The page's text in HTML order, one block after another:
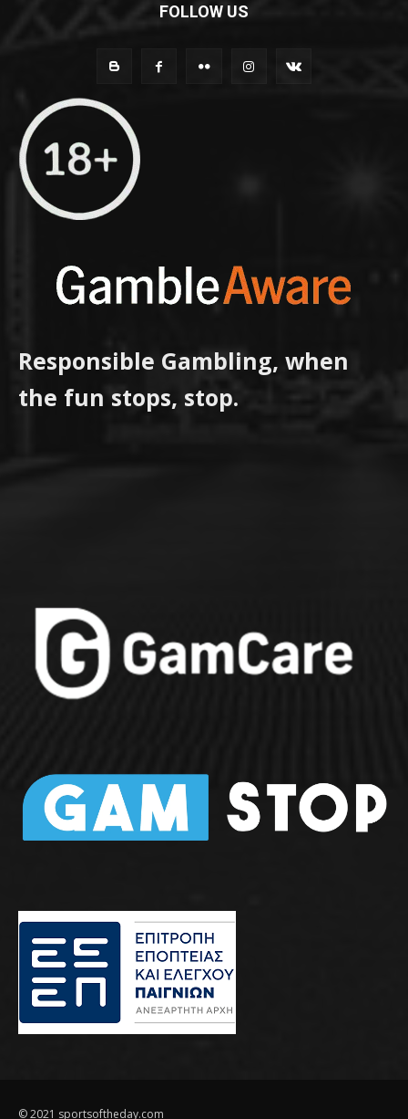
FOLLOW US
Responsible Gambling, when
the fun stops, stop.
© 2021 sportsoftheday.com